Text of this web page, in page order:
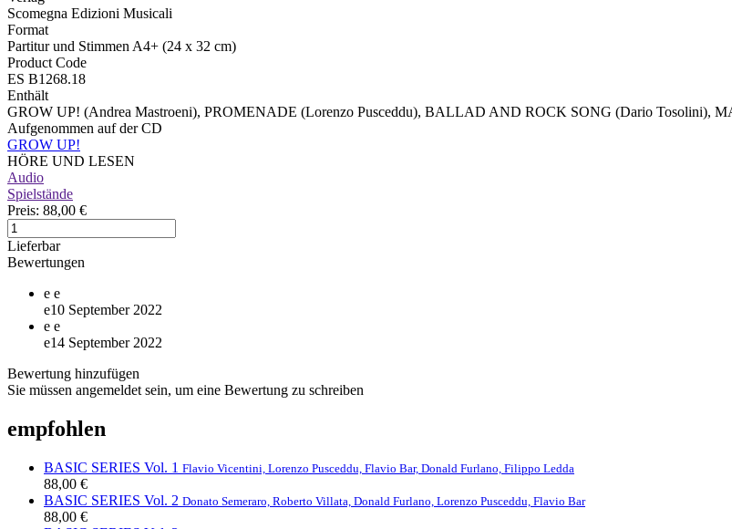
Scomegna Edizioni Musicali
Format
Partitur und Stimmen A4+ (24 x 32 cm)
Product Code
ES B1268.18
Enthält
GROW UP! (Andrea Mastroeni), PROMENADE (Lorenzo Pusceddu), BALLAD AND ROCK SONG (Dario Tosolini),
Aufgenommen auf der CD
GROW UP!
HÖRE UND LESEN
Audio
Spielstände
Preis: 88,00 €
Lieferbar
Bewertungen
e e
e10 September 2022
e e
e14 September 2022
Bewertung hinzufügen
Sie müssen angemeldet sein, um eine Bewertung zu schreiben
empfohlen
BASIC SERIES Vol. 1 Flavio Vicentini, Lorenzo Pusceddu, Flavio Bar, Donald Furlano, Filippo Ledda
88,00 €
BASIC SERIES Vol. 2 Donato Semeraro, Roberto Villata, Donald Furlano, Lorenzo Pusceddu, Flavio Bar
88,00 €